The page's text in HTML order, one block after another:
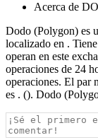
Acerca de
Dodo (Polygon) es
localizado en .
operan en este
operaciones de 24
operaciones. El par
es . (). Dodo